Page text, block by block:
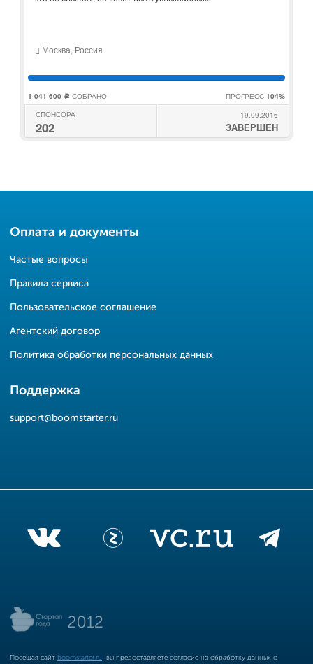
Москва, Россия
1 041 600 c СОБРАНО ПРОГРЕСС 104%
СПОНСОРА
202
19.09.2016
ЗАВЕРШЕН
Оплата и документы
Частые вопросы
Правила сервиса
Пользовательское соглашение
Агентский договор
Политика обработки персональных данных
Поддержка
support@boomstarter.ru
Посещая сайт boomstarter.ru , вы предоставляете согласие на обработку данных о